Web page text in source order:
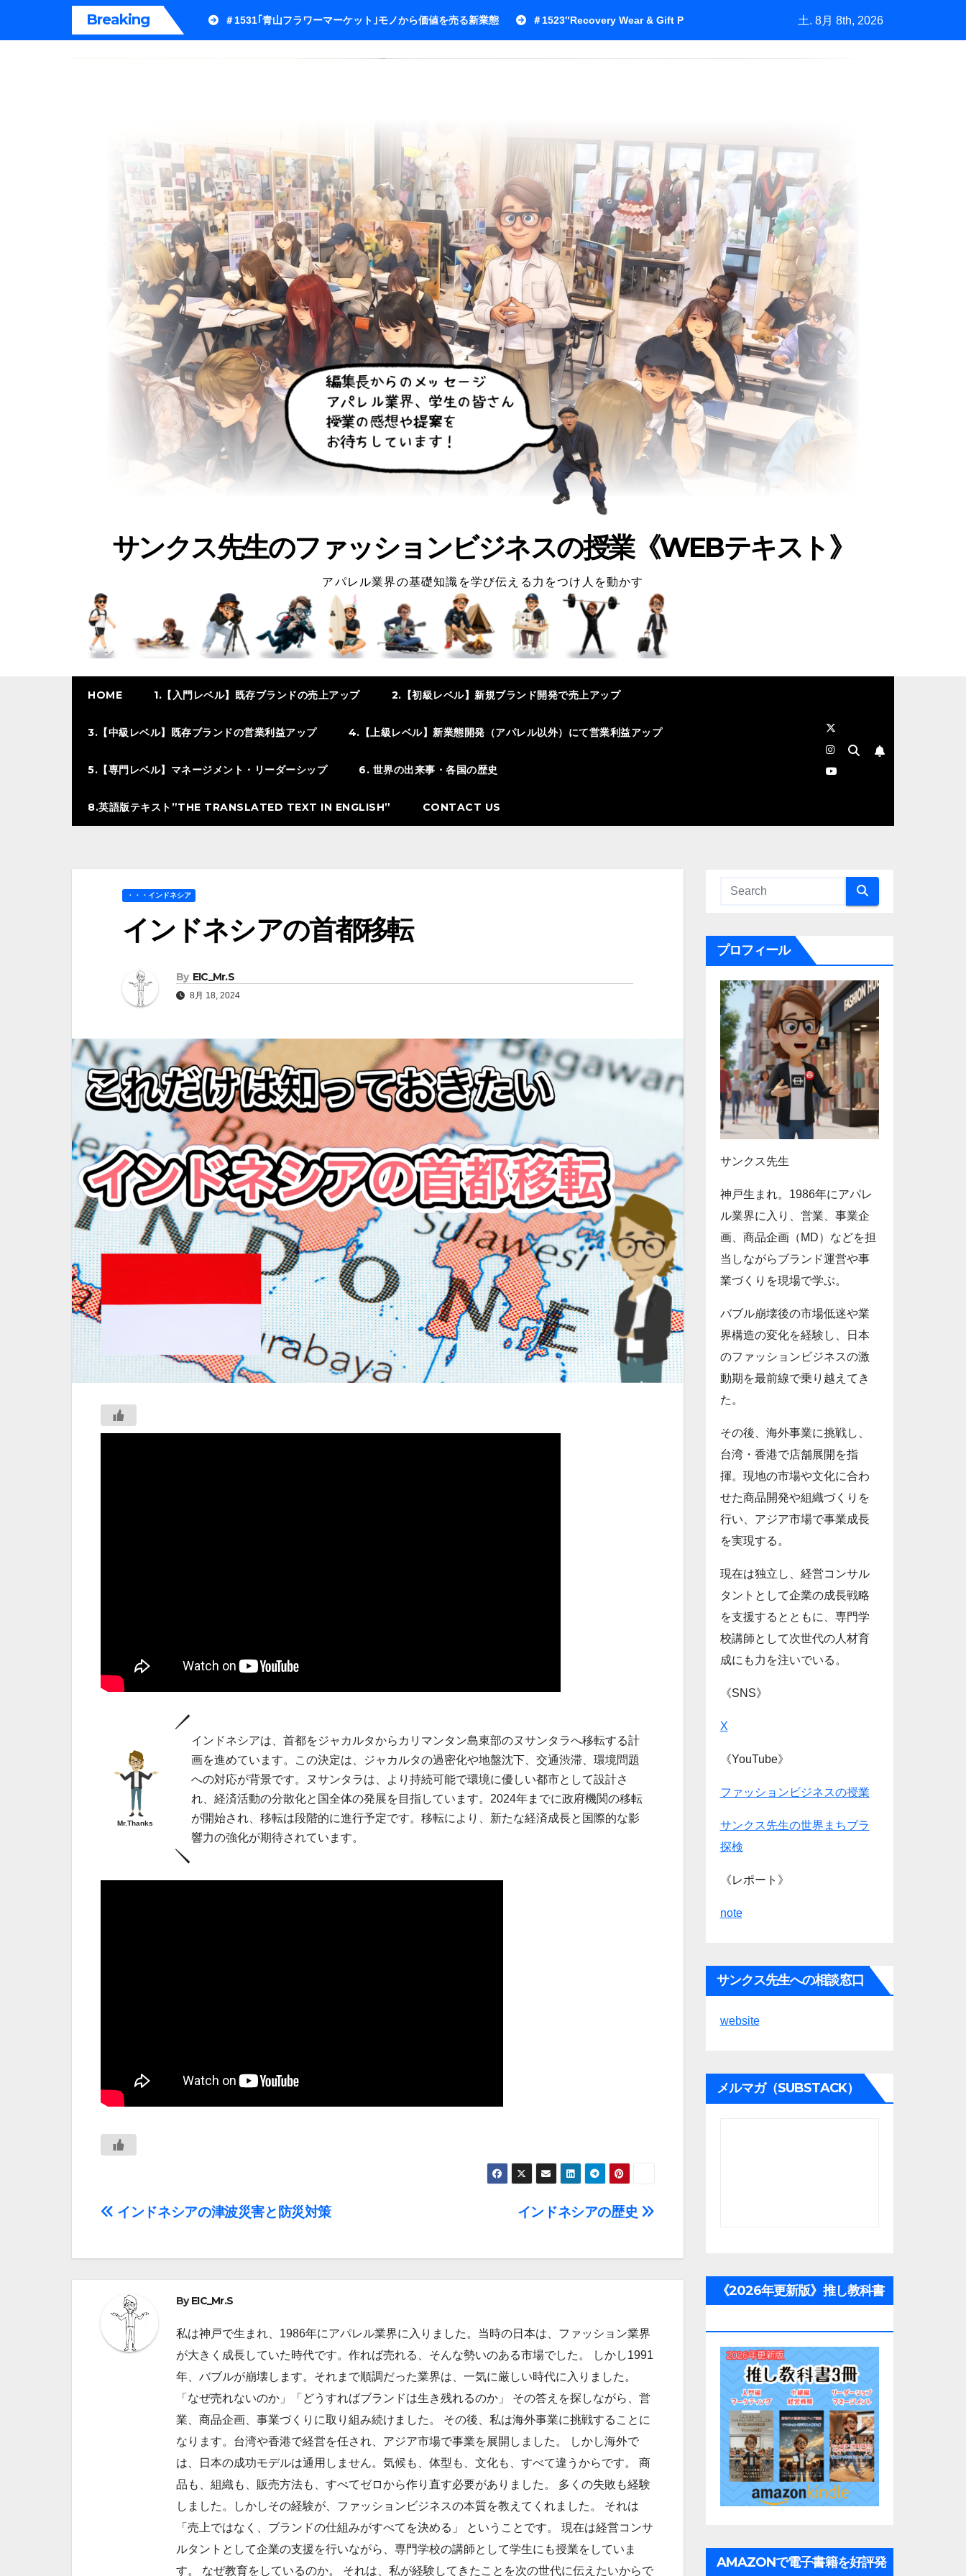
Breaking ＃1531｢青山フラワーマーケット｣モノから価値を売る新業態 ＃1523″Recovery Wear & Gift Purchasing”How Marketing Grows a Market by
土. 8月 8th, 2026
サンクス先生のファッションビジネスの授業《WEBテキスト》
アパレル業界の基礎知識を学び伝える力をつけ人を動かす
HOME 1.【入門レベル】既存ブランドの売上アップ 2.【初級レベル】新規ブランド開発で売上アップ
3.【中級レベル】既存ブランドの営業利益アップ 4.【上級レベル】新業態開発（アパレル以外）にて営業利益アップ
5.【専門レベル】マネージメント・リーダーシップ 6. 世界の出来事・各国の歴史
8.英語版テキスト”THE TRANSLATED TEXT IN ENGLISH” CONTACT US
・・・インドネシア
インドネシアの首都移転
By EIC_Mr.S
8月 18, 2024
Mr.Thanks
インドネシアは、首都をジャカルタからカリマンタン島東部のヌサンタラへ移転する計
画を進めています。この決定は、ジャカルタの過密化や地盤沈下、交通渋滞、環境問題
への対応が背景です。ヌサンタラは、より持続可能で環境に優しい都市として設計さ
れ、経済活動の分散化と国全体の発展を目指しています。2024年までに政府機関の移転
が開始され、移転は段階的に進行予定です。移転により、新たな経済成長と国際的な影
響力の強化が期待されています。
投
ビ
ゲ
インドネシアの歴史
インドネシアの津波災害と防災対策
ByEIC_Mr.S
私は神戸で生まれ、1986年にアパレル業界に入りました。当時の日本は、ファッション業界
が大きく成長していた時代です。作れば売れる、そんな勢いのある市場でした。 しかし1991
年、バブルが崩壊します。それまで順調だった業界は、一気に厳しい時代に入りました。
「なぜ売れないのか」「どうすればブランドは生き残れるのか」 その答えを探しながら、営
業、商品企画、事業づくりに取り組み続けました。 その後、私は海外事業に挑戦することに
なります。台湾や香港で経営を任され、アジア市場で事業を展開しました。 しかし海外で
は、日本の成功モデルは通用しません。気候も、体型も、文化も、すべて違うからです。 商
品も、組織も、販売方法も、すべてゼロから作り直す必要がありました。 多くの失敗も経験
しました。しかしその経験が、ファッションビジネスの本質を教えてくれました。 それは
「売上ではなく、ブランドの仕組みがすべてを決める」 ということです。 現在は経営コンサ
ルタントとして企業の支援を行いながら、専門学校の講師として学生にも授業をしていま
す。 なぜ教育をしているのか。 それは、私が経験してきたことを次の世代に伝えたいからで
プロフィール
サンクス先生
神戸生まれ。1986年にアパレ
ル業界に入り、営業、事業企
画、商品企画（MD）などを担
当しながらブランド運営や事
業づくりを現場で学ぶ。
バブル崩壊後の市場低迷や業
界構造の変化を経験し、日本
のファッションビジネスの激
動期を最前線で乗り越えてき
た。
その後、海外事業に挑戦し、
台湾・香港で店舗展開を指
揮。現地の市場や文化に合わ
せた商品開発や組織づくりを
行い、アジア市場で事業成長
を実現する。
現在は独立し、経営コンサル
タントとして企業の成長戦略
を支援するとともに、専門学
校講師として次世代の人材育
成にも力を注いでいる。
《SNS》
X
《YouTube》
ファッションビジネスの授業
サンクス先生の世界まちブラ
探検
《レポート》
note
サンクス先生への相談窓口
website
メルマガ（SUBSTACK）
《2026年更新版》推し教科書
AMAZONで電子書籍を好評発